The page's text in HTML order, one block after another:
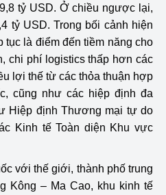
tỷ USD. Ở chiều ngược lại,
tỷ USD. Trong bối cảnh hiện
tục là điểm đến tiềm năng cho
chi phí logistics thấp hơn các
lợi thế từ các thỏa thuận hợp
cũng như các hiệp định đa
Hiệp định Thương mại tự do
Kinh tế Toàn diện Khu vực
với thế giới, thành phố trung
Kông – Ma Cao, khu kinh tế